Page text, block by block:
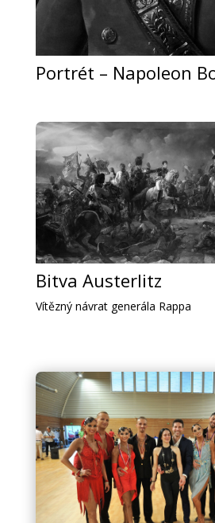
Portrét – Napoleon
Bitva Austerlitz
Vítězný návrat generála Rappa